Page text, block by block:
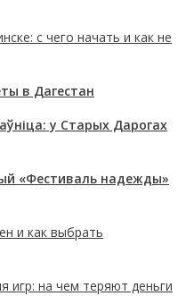
с чего начать и как не
в Дагестан
у Старых Дарогах
«Фестиваль надежды»
и как выбрать
игр: на чем теряют деньги